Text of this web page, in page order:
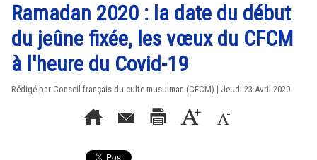
Ramadan 2020 : la date du début
du jeûne fixée, les vœux du CFCM
à l'heure du Covid-19
Rédigé par Conseil français du culte musulman (CFCM) | Jeudi 23 Avril 2020